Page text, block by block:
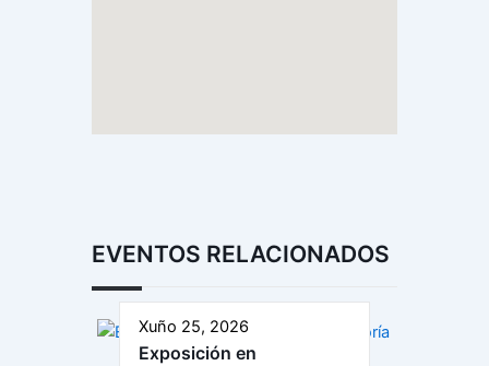
EVENTOS RELACIONADOS
Xuño 25, 2026
Exposición en